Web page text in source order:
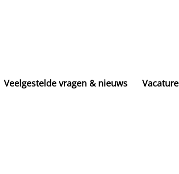
Veelgestelde vragen & nieuws Vacature